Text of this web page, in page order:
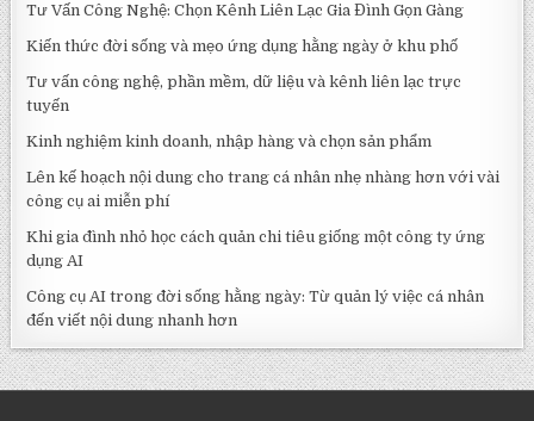
Tư Vấn Công Nghệ: Chọn Kênh Liên Lạc Gia Đình Gọn Gàng
Kiến thức đời sống và mẹo ứng dụng hằng ngày ở khu phố
Tư vấn công nghệ, phần mềm, dữ liệu và kênh liên lạc trực
tuyến
Kinh nghiệm kinh doanh, nhập hàng và chọn sản phẩm
Lên kế hoạch nội dung cho trang cá nhân nhẹ nhàng hơn với vài
công cụ ai miễn phí
Khi gia đình nhỏ học cách quản chi tiêu giống một công ty ứng
dụng AI
Công cụ AI trong đời sống hằng ngày: Từ quản lý việc cá nhân
đến viết nội dung nhanh hơn